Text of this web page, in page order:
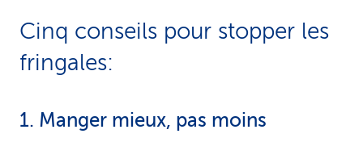
Cinq conseils pour stopper les
fringales:
1. Manger mieux, pas moins